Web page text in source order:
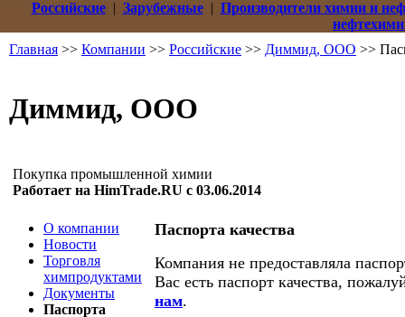
Российские| Зарубежные| Производители химии и
Главная >> Компании >> Российские >> Диммид, ООО >>
Диммид, ООО
Покупка промышленной химии
Работает на HimTrade.RU с 03.06.2014
О компании
Новости
Торговля
химпродуктами
Документы
Паспорта
Паспорта качества
Компания не предоставляла
Вас есть паспорт качества,
нам.